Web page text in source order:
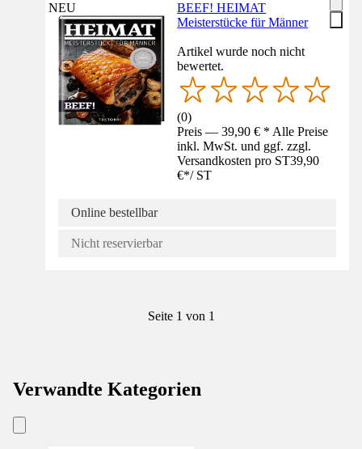
NEU
BEEF! HEIMAT
Meisterstücke für Männer
Artikel wurde noch nicht
bewertet.
(0)
Preis — 39,90 € * Alle Preise
inkl. MwSt. und ggf. zzgl.
Versandkosten pro ST39,90
€*/ ST
Online bestellbar
Nicht reservierbar
Seite 1 von 1
Verwandte Kategorien